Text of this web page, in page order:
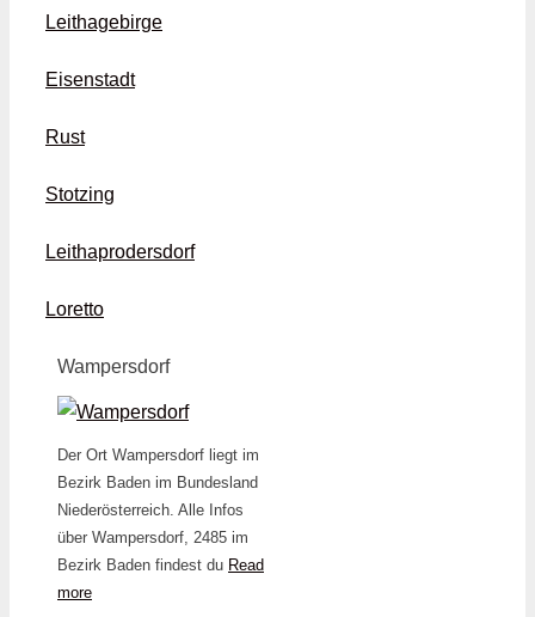
Leithagebirge
Eisenstadt
Rust
Stotzing
Leithaprodersdorf
Loretto
Wampersdorf
Der Ort Wampersdorf liegt im
Bezirk Baden im Bundesland
Niederösterreich. Alle Infos
über Wampersdorf, 2485 im
Bezirk Baden findest du Read
more